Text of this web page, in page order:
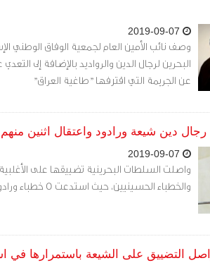
وصف نائب الأمين العام لجمعية الوفاق الوطني
البحرين لرجال الدين والرواديد بالإضافة إلى
عن الجريمة التي اقترفها "طاغية العراق"
واصلت السلطات البحرينية تضييقها على
والخطباء الحسينيين، حيث استدعت 5 خطباء ورادود واعتقلت اثنين منهم على الأقل
التضييق على الشيعة باستمرارها في